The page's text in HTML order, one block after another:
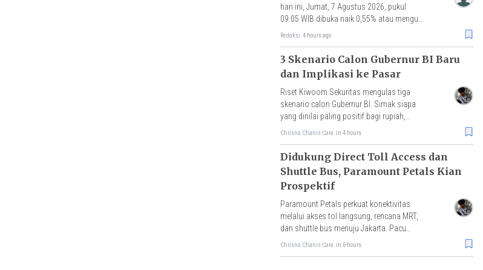
hari ini, Jumat, 7 Agustus 2026, pukul
09.05 WIB dibuka naik 0,55% atau menguat
3 poin ke level 634,35.
Redaksi 4 hours ago
3 Skenario Calon Gubernur BI Baru
dan Implikasi ke Pasar
Riset Kiwoom Sekuritas mengulas tiga
skenario calon Gubernur BI. Simak siapa
yang dinilai paling positif bagi rupiah,
IHSG, dan arus modal asing.
Chrisna Chanis Cara in 4 hours
Didukung Direct Toll Access dan
Shuttle Bus, Paramount Petals Kian
Prospektif
Paramount Petals perkuat konektivitas
melalui akses tol langsung, rencana MRT,
dan shuttle bus menuju Jakarta. Pacu
mobilitas, aktivitas ekonomi, serta nilai
Chrisna Chanis Cara in 6 hours